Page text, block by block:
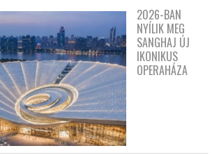
2026-BAN
NYÍLIK MEG
SANGHAJ ÚJ
IKONIKUS
OPERAHÁZA